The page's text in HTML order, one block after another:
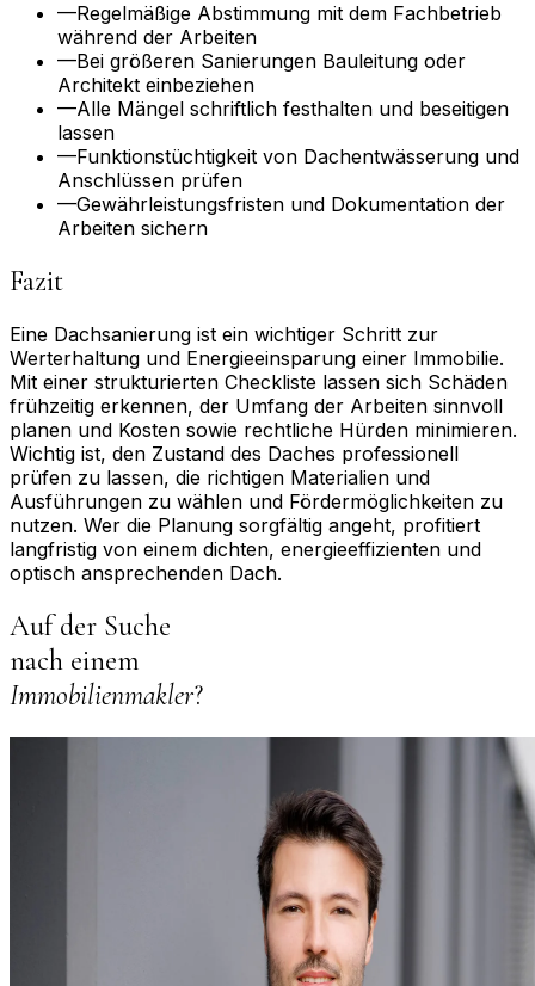
—Regelmäßige Abstimmung mit dem Fachbetrieb
während der Arbeiten
—Bei größeren Sanierungen Bauleitung oder
Architekt einbeziehen
—Alle Mängel schriftlich festhalten und beseitigen
lassen
—Funktionstüchtigkeit von Dachentwässerung und
Anschlüssen prüfen
—Gewährleistungsfristen und Dokumentation der
Arbeiten sichern
Fazit
Eine Dachsanierung ist ein wichtiger Schritt zur
Werterhaltung und Energieeinsparung einer Immobilie.
Mit einer strukturierten Checkliste lassen sich Schäden
frühzeitig erkennen, der Umfang der Arbeiten sinnvoll
planen und Kosten sowie rechtliche Hürden minimieren.
Wichtig ist, den Zustand des Daches professionell
prüfen zu lassen, die richtigen Materialien und
Ausführungen zu wählen und Fördermöglichkeiten zu
nutzen. Wer die Planung sorgfältig angeht, profitiert
langfristig von einem dichten, energieeffizienten und
optisch ansprechenden Dach.
Auf der Suche
nach einem
Immobilienmakler?